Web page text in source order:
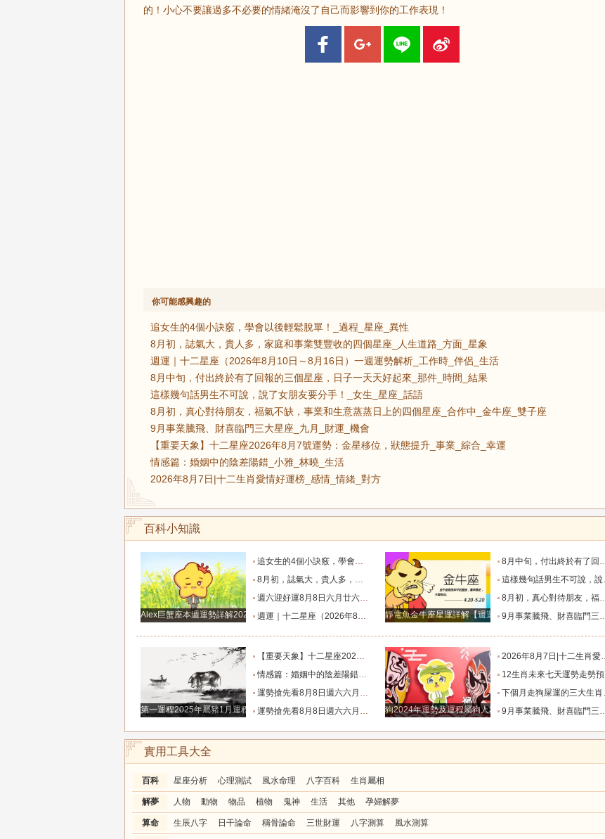
的！小心不要讓過多不必要的情緒淹沒了自己而影響到你的工作表現！
你可能感興趣的
追女生的4個小訣竅，學會以後輕鬆脫單！_過程_星座_異性
8月初，誌氣大，貴人多，家庭和事業雙豐收的四個星座_人生道路_方面_星象
週運｜十二星座（2026年8月10日～8月16日）一週運勢解析_工作時_伴侶_生活
8月中旬，付出終於有了回報的三個星座，日子一天天好起來_那件_時間_結果
這樣幾句話男生不可說，說了女朋友要分手！_女生_星座_話語
8月初，真心對待朋友，福氣不缺，事業和生意蒸蒸日上的四個星座_合作中_金牛座_雙子座
9月事業騰飛、財喜臨門三大星座_九月_財運_機會
【重要天象】十二星座2026年8月7號運勢：金星移位，狀態提升_事業_綜合_幸運
情感篇：婚姻中的陰差陽錯_小雅_林曉_生活
2026年8月7日|十二生肖愛情好運榜_感情_情緒_對方
百科小知識
Alex巨蟹座本週運勢詳解2024.12.23-12.29
追女生的4個小訣竅，學會以後輕鬆脫單！_過程_星座_異性
8月初，誌氣大，貴人多，家庭和事業雙豐收的四個星座_人生道路_方面_星象
週六迎好運8月8日六月廿六，吉利的屬相有哪些？_合作_金氣漸_投資
週運｜十二星座（2026年8月10日～8月16日）一週運勢解析_工作時_伴侶_生活
靜電魚金牛座星運詳解【週運2024年12月9日-12月15日】
8月中旬，付出終於有了回報的三個星座，日子一天天好起來_那件_時間_結果
這樣幾句話男生不可說，說了女朋友要分手！_女生_星座_話語
8月初，真心對待朋友，福氣不缺，事業和生意蒸蒸日上的四個星座_合作中_金牛座_雙子座
9月事業騰飛、財喜臨門三大星座_九月_財運_機會
第一運程2025年屬豬1月運程解析
【重要天象】十二星座2026年8月7號運勢：金星移位，狀態提升_事業_綜合_幸運
情感篇：婚姻中的陰差陽錯_小雅_林曉_生活
運勢搶先看8月8日週六六月廿六大勢宜忌與行動指南_易有_時間_波折
運勢搶先看8月8日週六六月廿六大勢宜忌與行動指南_易有_時間_波折
狗2024年運勢及運程屬狗人2024運勢好嗎
2026年8月7日|十二生肖愛情好運榜_感情_情緒_對方
12生肖未來七天運勢走勢預報（2026年8月4日-8月10日）_池池_感情_事業
下個月走狗屎運的三大生肖，出門遇財神，步步高升，紫氣盈門，喜事連連！_龍的_運氣_時候
9月事業騰飛、財喜臨門三大星座_九月_財運_機會
實用工具大全
百科 星座分析 心理測試 風水命理 八字百科 生肖屬相
解夢 人物 動物 物品 植物 鬼神 生活 其他 孕婦解夢
算命 生辰八字 日干論命 稱骨論命 三世財運 八字測算 風水測算